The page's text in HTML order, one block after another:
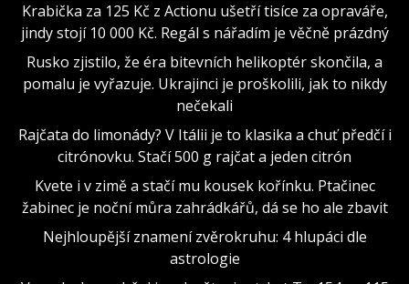
Krabička za 125 Kč z Actionu ušetří tisíce za opraváře,
jindy stojí 10 000 Kč. Regál s nářadím je věčně prázdný
Rusko zjistilo, že éra bitevních helikoptér skončila, a
pomalu je vyřazuje. Ukrajinci je proškolili, jak to nikdy
nečekali
Rajčata do limonády? V Itálii je to klasika a chuť předčí i
citrónovku. Stačí 500 g rajčat a jeden citrón
Kvete i v zimě a stačí mu kousek kořínku. Ptačinec
žabinec je noční můra zahrádkářů, dá se ho ale zbavit
Nejhloupější znamení zvěrokruhu: 4 hlupáci dle
astrologie